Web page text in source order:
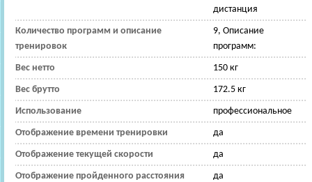
дистанция
Количество программ и описание
тренировок
9, Описание
программ:
Вес нетто 150 кг
Вес брутто 172.5 кг
Использование профессиональное
Отображение времени тренировки да
Отображение текущей скорости да
Отображение пройденного расстояния да